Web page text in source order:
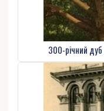
300-річний